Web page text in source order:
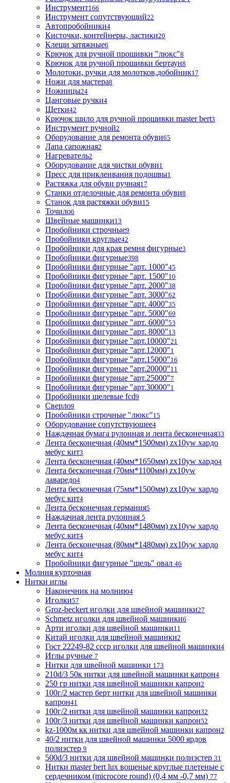
Инструмент166
Инструмент сопутствующий22
Автопробойники4
Кисточки, контейнеры, ластики20
Клещи затяжные6
Крючок для ручной прошивки "люкс"8
Крючок для ручной прошивки бертаун8
Молотоки, ручки для молотков,добойник17
Ножи для мастера8
Ножницы24
Цанговые ручки4
Щетки42
Крючок шило для ручной прошивки master bert3
Инструмент ручной2
Оборудование для ремонта обуви65
Лапа сапожная2
Нагреватель2
Оборудование для чистки обуви1
Пресс для приклеивания подошвы1
Растяжка для обуви ручная17
Станки отделочные для ремонта обуви8
Станок для растяжки обуви15
Точило6
Швейные машинки13
Пробойники строчные9
Пробойники круглые42
Пробойники для края ремня фигурные3
Пробойники фигурные398
Пробойники фигурные "арт. 1000"45
Пробойники фигурные "арт. 1500"10
Пробойники фигурные "арт. 2000"38
Пробойники фигурные "арт. 3000"62
Пробойники фигурные "арт. 4000"35
Пробойники фигурные "арт. 5000"69
Пробойники фигурные "арт. 6000"53
Пробойники фигурные "арт. 8000"13
Пробойники фигурные "арт.10000"21
Пробойники фигурные "арт.12000"1
Пробойники фигурные "арт.15000"16
Пробойники фигурные "арт.20000"11
Пробойники фигурные "арт.25000"7
Пробойники фигурные "арт.30000"1
Пробойники щелевые fcd9
Сверло9
Пробойники строчные "люкс"15
Оборудование сопутствующее4
Наждачная бумага рулонная и лента бесконечная33
Лента бесконечная (40мм*1500мм) zx10yw хардо
мебус кит3
Лента бесконечная (40мм*1650мм) zx10yw хардо4
Лента бесконечная (70мм*1100мм) zx10yw
лаваредо4
Лента бесконечная (75мм*1500мм) zx10yw хардо
мебус кит4
Лента бесконечная германия5
Наждачная лента рулонная 5
Лента бесконечная (40мм*1480мм) zx10yw хардо
мебус кит4
Лента бесконечная (80мм*1480мм) zx10yw хардо
мебус кит4
Пробойники фигурные "щель" овал 46
Молния курточная
Нитки иглы
Наконечник на молнию4
Иголки57
Groz-beckert иголки для швейной машинки27
Schmetz иголки для швейной машинки6
Арти иголки для швейной машинки11
Китай иголки для швейной машинки2
Гост 22249-82 ссср иголки для швейной машинки4
Иглы ручные 7
Нитки для швейной машинки 173
210d/3 50к нитки для швейной машинки капрон4
250 гр нитки для швейной машинки капрон2
100г/2 мастер берт нитки для швейной машинки
капрон41
100г/2 нитки для швейной машинки капрон32
100г/3 нитки для швейной машинки капрон52
kz-1000м кк нитки для швейной машинки капрон2
40/2 нитки для швейной машинки 5000 ярдов
полиэстер 9
500d/3 нитки для швейной машинки полиэстер 31
Нитки master bert lux вощеные круглые плетеные с
сердечником (microcore round) (0,4 мм -0,7 мм) 77